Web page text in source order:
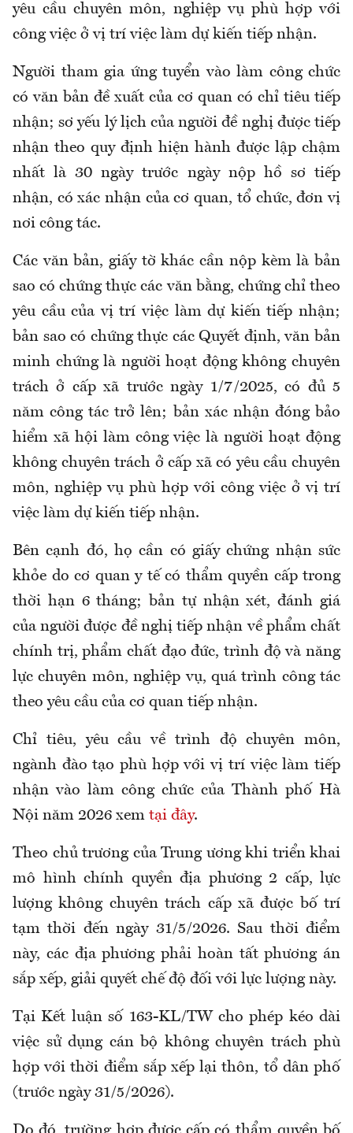
yêu cầu chuyên môn, nghiệp vụ phù hợp với
công việc ở vị trí việc làm dự kiến tiếp nhận.
Người tham gia ứng tuyểnvào làm công chức
có văn bản đề xuất của cơ quan có chỉ tiêu tiếp
nhận; sơ yếu lý lịch của người đề nghị được tiếp
nhận theo quy định hiện hành được lập chậm
nhất là 30 ngày trước ngày nộp hồ sơ tiếp
nhận, có xác nhận của cơ quan, tổ chức, đơn vị
nơi công tác.
Các văn bản, giấy tờ khác cần nộp kèm là bản
sao có chứng thực các văn bằng, chứng chỉ theo
yêu cầu của vị trí việc làm dự kiến tiếp nhận;
bản sao có chứng thực các Quyết định, văn bản
minh chứng là người hoạt động không chuyên
trách ở cấp xã trước ngày 1/7/2025, có đủ 5
năm công tác trở lên; bản xác nhận đóng bảo
hiểm xã hội làm công việc là người hoạt động
không chuyên trách ở cấp xã có yêu cầu chuyên
môn, nghiệp vụ phù hợp với công việc ở vị trí
việc làm dự kiến tiếp nhận.
Bên cạnh đó, họ cần có giấy chứng nhận sức
khỏe do cơ quan y tế có thẩm quyền cấp trong
thời hạn 6 tháng; bản tự nhận xét, đánh giá
của người được đề nghị tiếp nhận về phẩm chất
chính trị, phẩm chất đạo đức, trình độ và năng
lực chuyên môn, nghiệp vụ, quá trình công tác
theo yêu cầu của cơ quan tiếp nhận.
Chỉ tiêu, yêu cầu về trình độ chuyên môn,
ngành đào tạo phù hợp với vị trí việc làm tiếp
nhận vào làm công chức của Thành phố Hà
Nội năm 2026 xem tại đây.
Theo chủ trương của Trung ương khi triển khai
mô hình chính quyền địa phương 2 cấp, lực
lượng không chuyên trách cấp xã được bố trí
tạm thời đến ngày 31/5/2026. Sau thời điểm
này, các địa phương phải hoàn tất phương án
sắp xếp, giải quyết chế độ đối với lực lượng này.
Tại Kết luận số 163-KL/TW cho phép kéo dài
việc sử dụng cán bộ không chuyên trách phù
hợp với thời điểm sắp xếp lại thôn, tổ dân phố
(trước ngày 31/5/2026).